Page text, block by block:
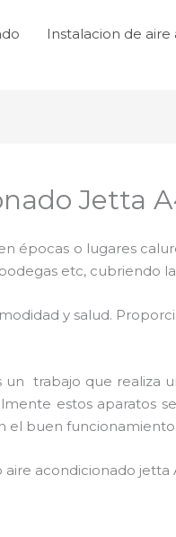
Instalacion de
Jetta
épocas o lugares
etc, cubriendo
y salud.
un trabajo que realiza
estos aparatos
el buen
aire acondicionado jetta